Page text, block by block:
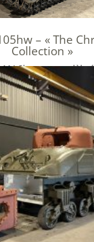
– « The
Collection »
M4 Sherman modèle
hw », production